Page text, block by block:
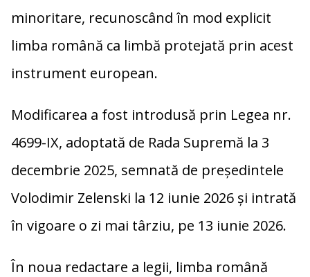
k k
minoritare, recunoscând în mod explicit
limba română ca limbă protejată prin acest
instrument european.
Modificarea a fost introdusă prin Legea nr.
4699-IX, adoptată de Rada Supremă la 3
decembrie 2025, semnată de președintele
Volodimir Zelenski la 12 iunie 2026 și intrată
în vigoare o zi mai târziu, pe 13 iunie 2026.
În noua redactare a legii, limba română